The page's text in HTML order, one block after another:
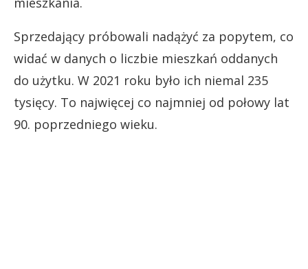
Sprzedający próbowali nadążyć za popytem, co
widać w danych o liczbie mieszkań oddanych
do użytku. W 2021 roku było ich niemal 235
tysięcy. To najwięcej co najmniej od połowy lat
90. poprzedniego wieku.